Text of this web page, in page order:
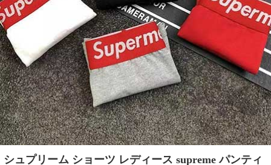
シュプリーム ショーツ レディース supreme パンティ